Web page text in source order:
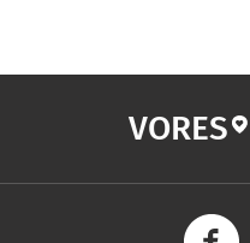
VORES